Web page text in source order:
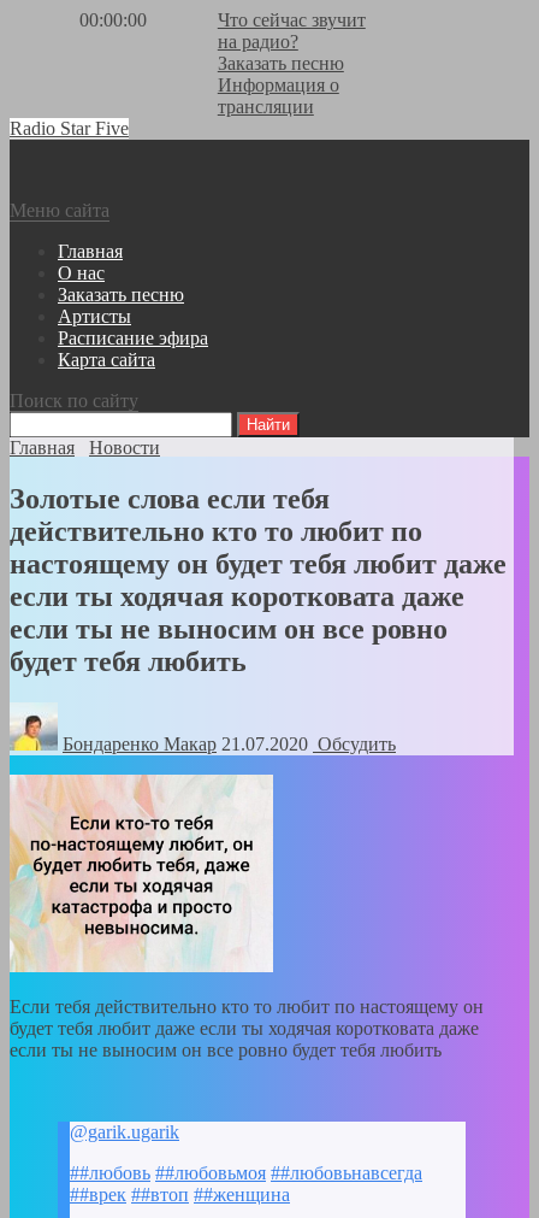
00:00:00
Что сейчас звучит
на радио?
Заказать песню
Информация о
трансляции
Radio Star Five
Меню сайта
Главная
О нас
Заказать песню
Артисты
Расписание эфира
Карта сайта
Поиск по сайту
Главная Новости
Золотые слова если тебя
действительно кто то любит по
настоящему он будет тебя любит даже
если ты ходячая коротковата даже
если ты не выносим он все ровно
будет тебя любить
Бондаренко Mакар 21.07.2020 Обсудить
Если тебя действительно кто то любит по настоящему он
будет тебя любит даже если ты ходячая коротковата даже
если ты не выносим он все ровно будет тебя любить
@garik.ugarik
##любовь ##любовьмоя ##любовьнавсегда
##врек ##втоп ##женщина